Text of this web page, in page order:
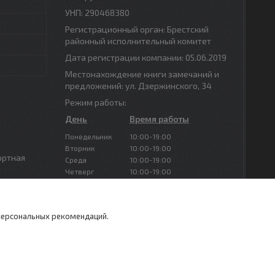
УНП: 290468380
Регистрационный орган: Брестский
районный исполнительный комитет
Дата регистрации компании: 05.06.2019
Местонахождение книги замечаний и
предложений: ул. Дзержинского, 34
Режим работы:
День
Время работы
Понедельник
10:00-19:00
Вторник
10:00-19:00
Среда
10:00-19:00
Четверг
10:00-19:00
рекомендаций.